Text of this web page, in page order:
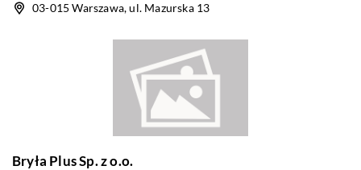
03-015 Warszawa, ul. Mazurska 13
Bryła Plus Sp. z o.o.